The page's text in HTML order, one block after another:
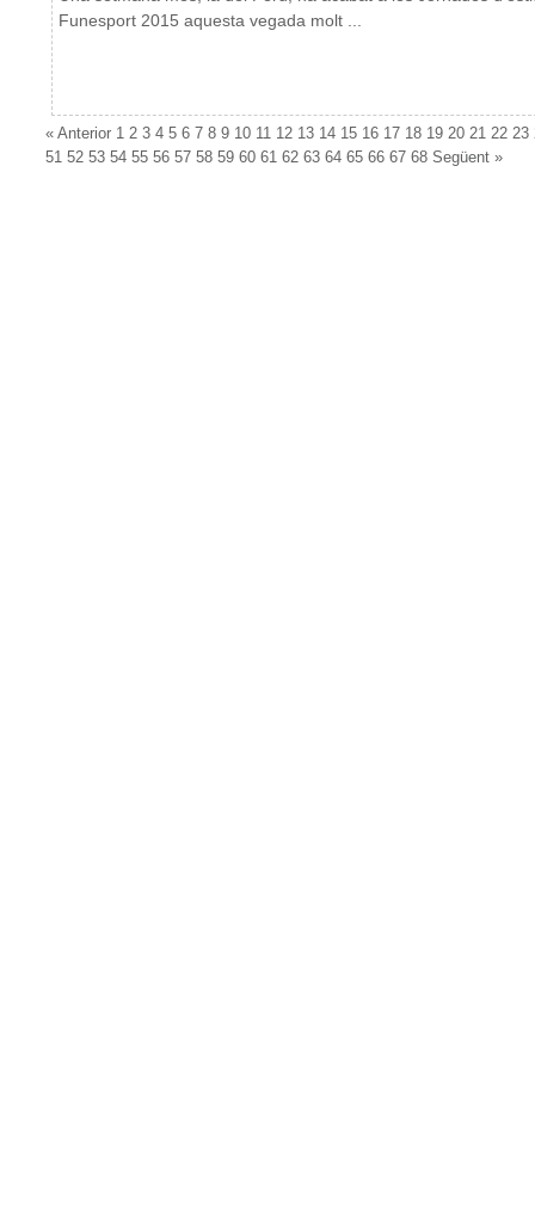
Funesport 2015 aquesta vegada molt ...
« Anterior 1 2 3 4 5 6 7 8 9 10 11 12 13 14 15 16 17 18 19 20 21 22 23
51 52 53 54 55 56 57 58 59 60 61 62 63 64 65 66 67 68 Següent »